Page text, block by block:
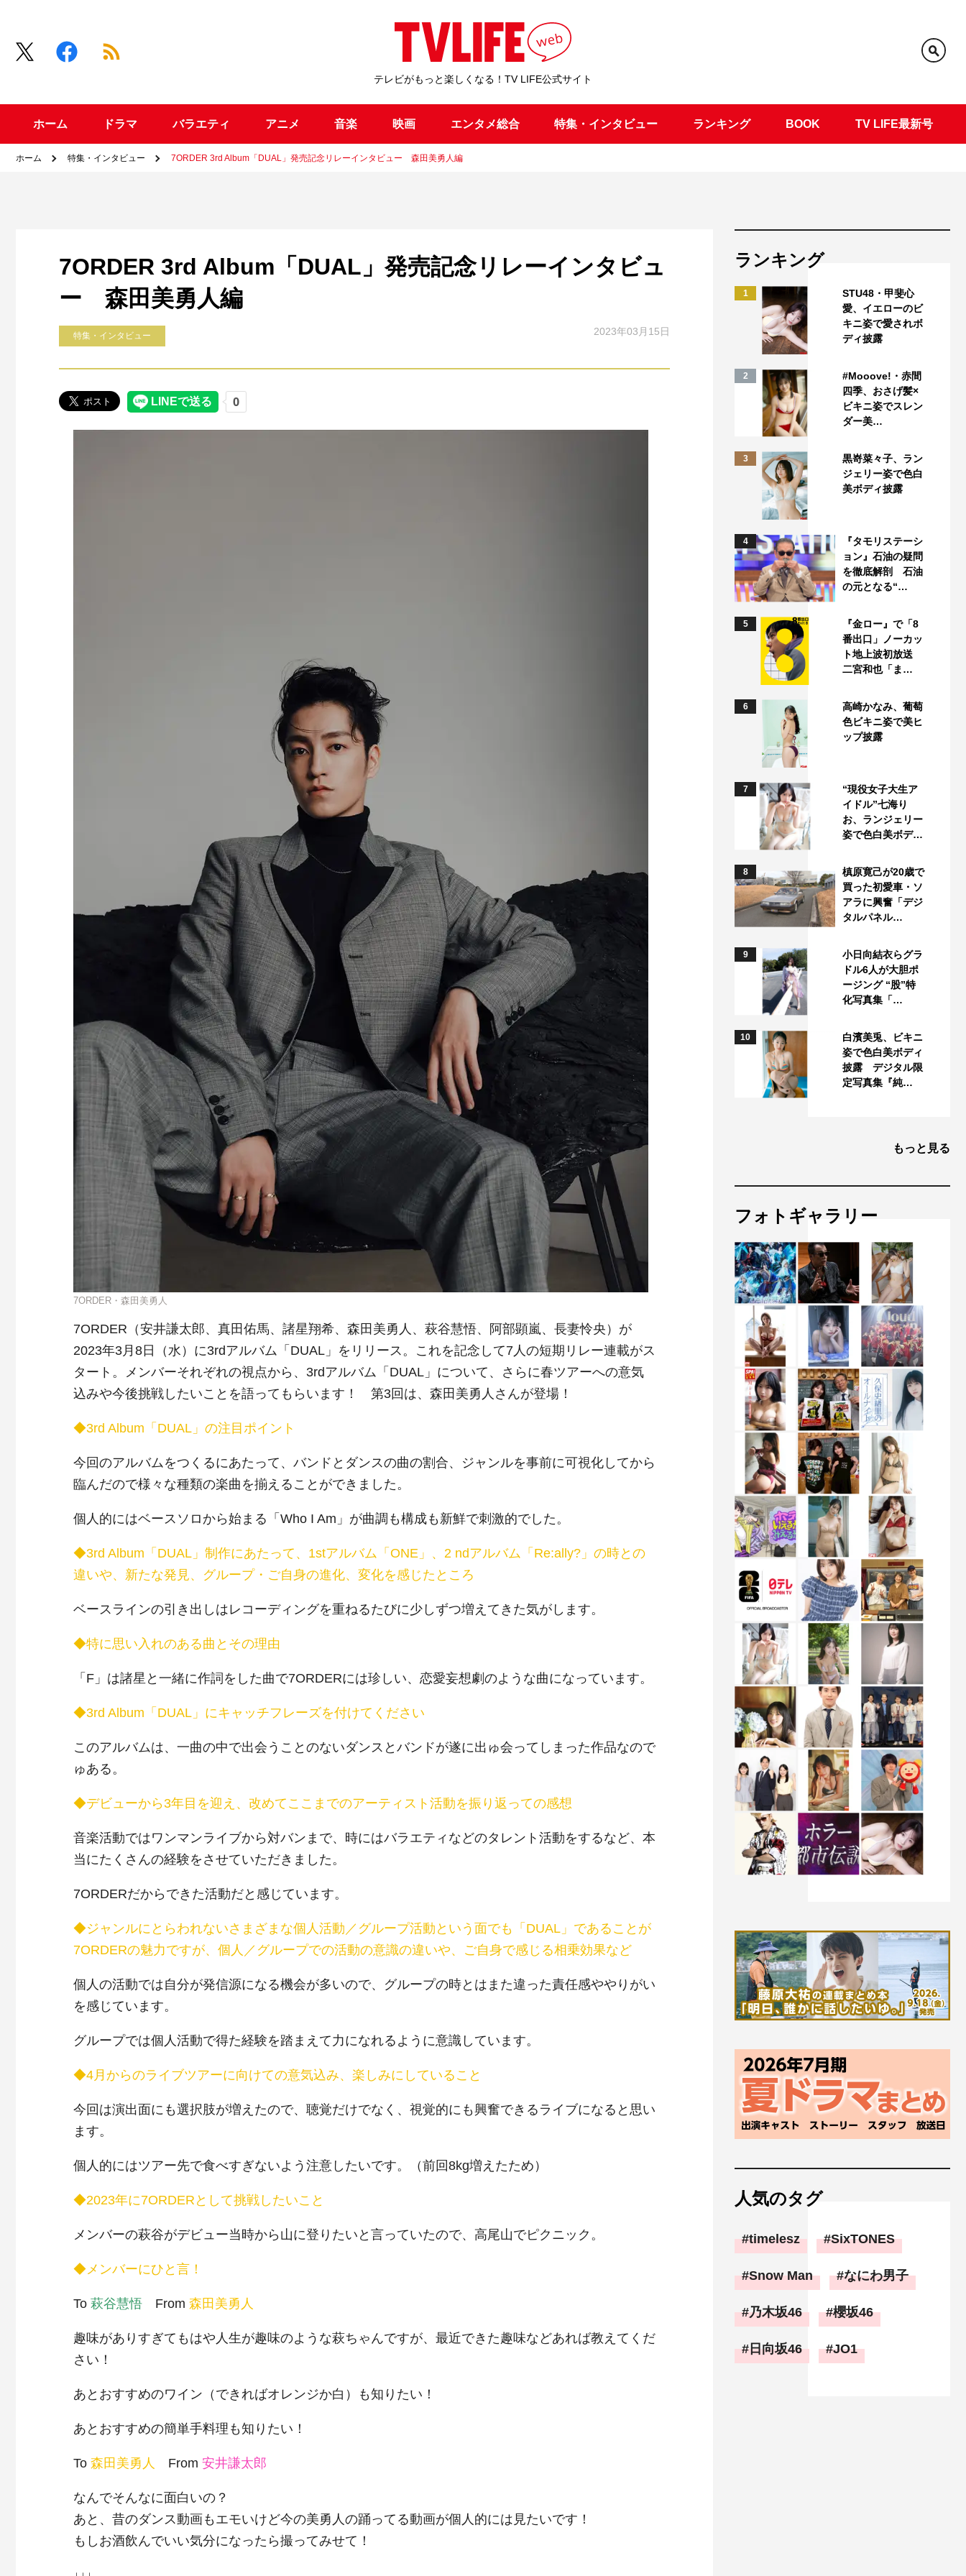
テレビがもっと楽しくなる！TV LIFE公式サイト
ホーム ドラマ バラエティ アニメ 音楽 映画 エンタメ総合 特集・インタビュー ランキング BOOK TV LIFE最新号
ホーム 特集・インタビュー 7ORDER 3rd Album「DUAL」発売記念リレーインタビュー 森田美勇人編
7ORDER 3rd Album「DUAL」発売記念リレーインタビュ
ー 森田美勇人編
特集・インタビュー 2023年03月15日
7ORDER・森田美勇人
7ORDER（安井謙太郎、真田佑馬、諸星翔希、森田美勇人、萩谷慧悟、阿部顕嵐、長妻怜央）が
2023年3月8日（水）に3rdアルバム「DUAL」をリリース。これを記念して7人の短期リレー連載がス
タート。メンバーそれぞれの視点から、3rdアルバム「DUAL」について、さらに春ツアーへの意気
込みや今後挑戦したいことを語ってもらいます！ 第3回 は、森田美勇人さんが登場！
◆3rd Album「DUAL」の注目ポイント
今回のアルバムをつくるにあたって、バンドとダンスの曲の割合、ジャンルを事前に可視化してから
臨んだので様々な種類の楽曲を揃えることができました。
個人的にはベースソロから始まる「 Who I Am 」が曲調も構成も新鮮で刺激的でした。
◆3rd Album「DUAL」制作にあたって、1stアルバム「ONE」、2 ndアルバム「Re:ally?」の時との
違いや、新たな発見、グループ・ご自身の進化、変化を感じたところ
ベースラインの引き出しはレコーディングを重ねるたびに少しずつ増えてきた気がします。
◆特に思い入れのある曲とその理由
「 F 」は諸星と一緒に作詞をした曲で7ORDERには珍しい、恋愛妄想劇のような曲になっています。
◆3rd Album「DUAL」にキャッチフレーズを付けてください
このアルバムは、一曲の中で出会うことのないダンスとバンドが遂に出ゅ会ってしまった作品なので
ゅある。
◆デビューから3年目を迎え、改めてここまでのアーティスト活動を振り返っての感想
音楽活動ではワンマンライブから対バンまで、時にはバラエティなどのタレント活動をするなど、本
当にたくさんの経験をさせていただきました。
7ORDERだからできた活動だと感じています。
◆ジャンルにとらわれないさまざまな個人活動／グループ活動という面でも「DUAL」であることが
7ORDERの魅力ですが、個人／グループでの活動の意識の違いや、ご自身で感じる相乗効果など
個人の活動では自分が発信源になる機会が多いので、グループの時とはまた違った責任感ややりがい
を感じています。
グループでは個人活動で得た経験を踏まえて力になれるように意識しています。
◆4月からのライブツアーに向けての意気込み、楽しみにしていること
今回は演出面にも選択肢が増えたので、聴覚だけでなく、視覚的にも興奮できるライブになると思い
ます。
個人的にはツアー先で食べすぎないよう注意したいです。 （前回8kg増えたため ）
◆2023年に7ORDERとして挑戦したいこと
メンバーの萩谷がデビュー当時から山に登りたいと言っていたので、高尾山でピクニック。
◆メンバーにひと言！
To 萩谷慧悟 From 森田美勇人
趣味がありすぎてもはや人生が趣味のような萩ちゃんですが、最近できた趣味などあれば教えてくだ
さい！
あとおすすめのワイン （ できればオレンジか白 ） も知りたい！
あとおすすめの簡単手料理も知りたい！
To 森田美勇人 From 安井謙太郎
なんでそんなに面白いの ？
あと、昔のダンス動画もエモいけど今の美勇人の踊ってる動画が個人的には見たいです！
もしお酒飲んでいい気分になったら撮ってみせて！
ランキング
1
STU48・甲斐心
愛、イエローのビ
キニ姿で愛されボ
ディ披露
2
#Mooove!・赤間
四季、おさげ髪×
ビキニ姿でスレン
ダー美…
3
黒嵜菜々子、ラン
ジェリー姿で色白
美ボディ披露
4
『タモリステーシ
ョン』石油の疑問
を徹底解剖 石油
の元となる“…
5
『金ロー』で「8
番出口」ノーカッ
ト地上波初放送
二宮和也「ま…
6
高崎かなみ、葡萄
色ビキニ姿で美ヒ
ップ披露
7
“現役女子大生ア
イドル”七海り
お、ランジェリー
姿で色白美ボデ…
8
槙原寛己が20歳で
買った初愛車・ソ
アラに興奮「デジ
タルパネル…
9
小日向結衣らグラ
ドル6人が大胆ポ
ージング “股”特
化写真集「…
10
白濱美兎、ビキニ
姿で色白美ボディ
披露 デジタル限
定写真集『純…
もっと見る
フォトギャラリー
人気のタグ
timelesz SixTONES
Snow Man なにわ男子
乃木坂46 櫻坂46
日向坂46 JO1